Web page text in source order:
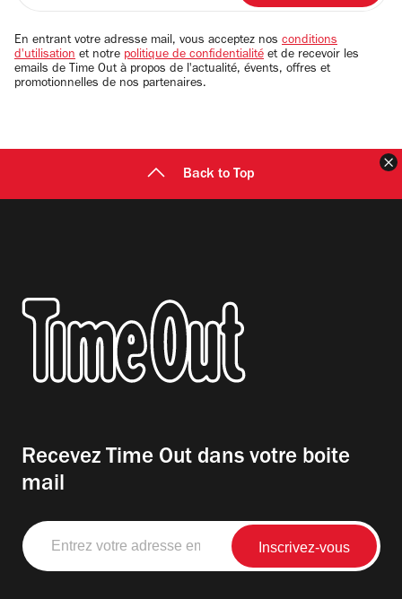
email
En entrant votre adresse mail, vous acceptez nos conditions
d'utilisation et notre politique de confidentialité et de recevoir les
emails de Time Out à propos de l'actualité, évents, offres et
promotionnelles de nos partenaires.
Back to Top
Recevez Time Out dans votre boite
mail
Entrez
votre
adresse